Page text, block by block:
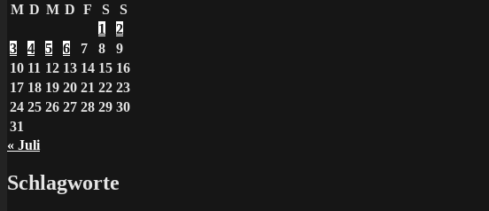
M D M D F S
S
1
2
3
4 5 6 7 8
9
10 11 12 13 14 15 16
17 18 19 20 21 22 23
24 25 26 27 28 29 30
31
« Juli
Schlagworte